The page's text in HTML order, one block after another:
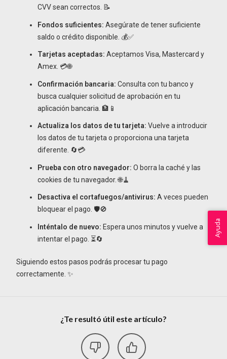
CVV sean correctos. 📝
Fondos suficientes: Asegúrate de tener suficiente
saldo o crédito disponible. 💰✅
Tarjetas aceptadas: Aceptamos Visa, Mastercard y
Amex. 💳🌐
Confirmación bancaria: Consulta con tu banco y
busca cualquier solicitud de aprobación en tu
aplicación bancaria. 🏦📱
Actualiza los datos de tu tarjeta: Vuelve a introducir
los datos de tu tarjeta o proporciona una tarjeta
diferente. 🔄💳
Prueba con otro navegador: O borra la caché y las
cookies de tu navegador. 🌐🧹
Desactiva el cortafuegos/antivirus: A veces pueden
bloquear el pago. 🛡️🚫
Inténtalo de nuevo: Espera unos minutos y vuelve a
intentar el pago. ⏳🔄
Siguiendo estos pasos podrás procesar tu pago
correctamente. ✨
¿Te resultó útil este artículo?
Ayuda